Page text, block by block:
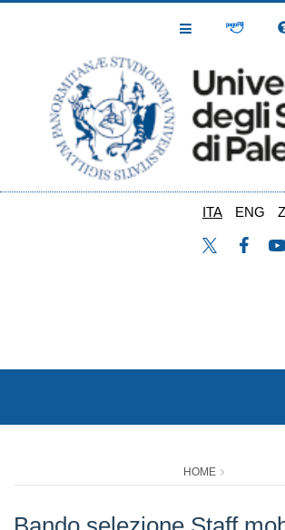
Toggle
ITA ENG
HOME